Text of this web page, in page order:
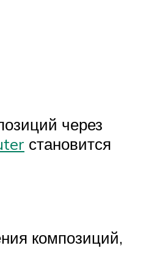
через
становится
композиций,